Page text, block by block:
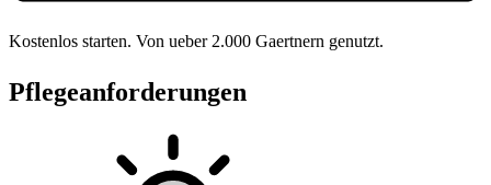
Kostenlos starten. Von ueber 2.000 Gaertnern genutzt.
Pflegeanforderungen